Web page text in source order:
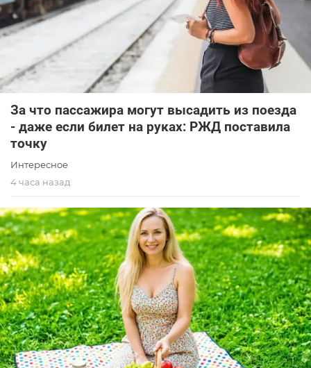
За что пассажира могут высадить из поезда
- даже если билет на руках: РЖД поставила
точку
Интересное
4 часа назад